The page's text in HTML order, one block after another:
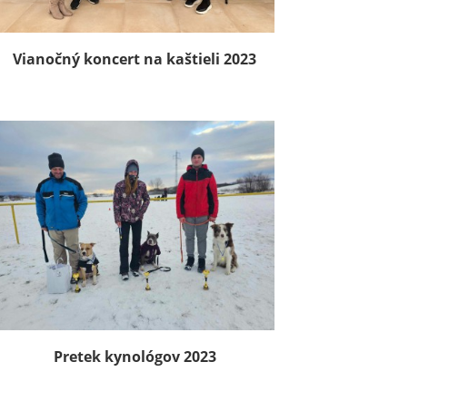
Vianočný koncert na kaštieli 2023
Pretek kynológov 2023